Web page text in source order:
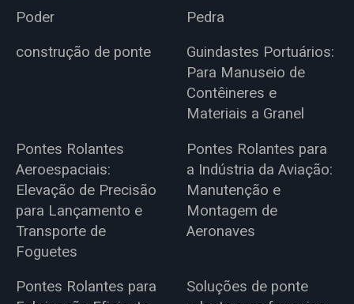
Poder
Pedra
construção de ponte
Guindastes Portuários:
Para Manuseio de
Contêineres e
Materiais a Granel
Pontes Rolantes
Aeroespaciais:
Elevação de Precisão
para Lançamento e
Transporte de
Foguetes
Pontes Rolantes para
a Indústria da Aviação:
Manutenção e
Montagem de
Aeronaves
Pontes Rolantes para
Soluções de ponte